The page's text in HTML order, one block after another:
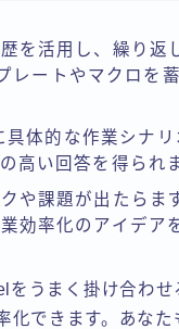
を活用し、繰り返
レートやマクロを
体的な作業シナリ
高い回答を得られ
や課題が出たらま
効率化のアイデア
うまく掛け合わせ
化できます。あな